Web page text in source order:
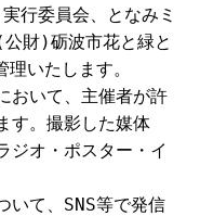
行委員会、となみミ
財)砺波市花と緑と
いたします。
おいて、主催者が許
す。撮影した媒体
ジオ・ポスター・イ
いて、SNS等で発信